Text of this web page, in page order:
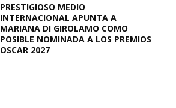
PRESTIGIOSO MEDIO
INTERNACIONAL APUNTA A
MARIANA DI GIROLAMO COMO
POSIBLE NOMINADA A LOS PREMIOS
OSCAR 2027